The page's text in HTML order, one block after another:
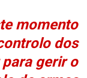
momento
dos
gerir o